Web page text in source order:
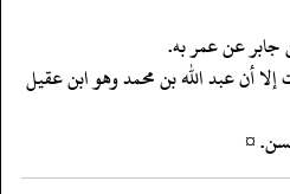
جابر عن عمر به.
أن عبد الله بن محمد وهو ابن عقيل
¤